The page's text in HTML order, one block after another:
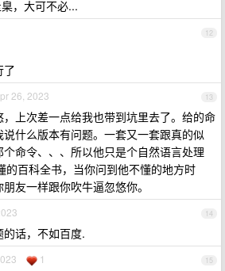
，大可不必...
12
了
13
26, 2023
上次差一点给我也带到坑里去了。给的命
什么版本有问题。一套又一套跟真的似
命令、、、所以他只是个自然语言处理
的百科全书，当你问到他不懂的地方时
友一样跟你吹牛逼忽悠你。
14
话，不如百度.
15
1